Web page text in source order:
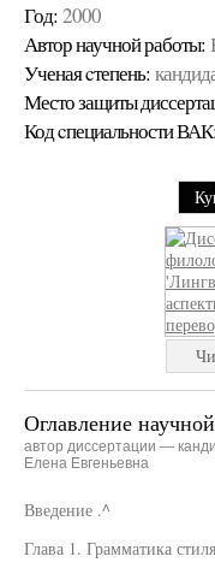
Год: 2000
Автор научной работы:
Ученая cтепень:
Место защиты
Код cпециальности ВАК:
Оглавление
автор диссертации —
Елена Евгеньевна
Введение .^
Глава 1. Грамматика